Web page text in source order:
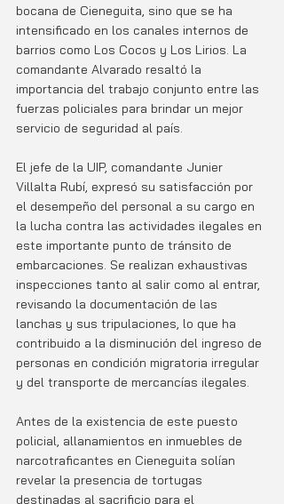
bocana de Cieneguita, sino que se ha
intensificado en los canales internos de
barrios como Los Cocos y Los Lirios. La
comandante Alvarado resaltó la
importancia del trabajo conjunto entre las
fuerzas policiales para brindar un mejor
servicio de seguridad al país.
El jefe de la UIP, comandante Junier
Villalta Rubí, expresó su satisfacción por
el desempeño del personal a su cargo en
la lucha contra las actividades ilegales en
este importante punto de tránsito de
embarcaciones. Se realizan exhaustivas
inspecciones tanto al salir como al entrar,
revisando la documentación de las
lanchas y sus tripulaciones, lo que ha
contribuido a la disminución del ingreso de
personas en condición migratoria irregular
y del transporte de mercancías ilegales.
Antes de la existencia de este puesto
policial, allanamientos en inmuebles de
narcotraficantes en Cieneguita solían
revelar la presencia de tortugas
destinadas al sacrificio para el